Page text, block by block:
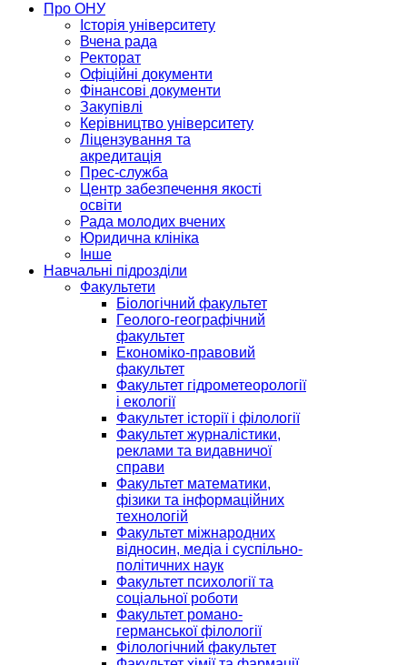
Про ОНУ
Історія університету
Вчена рада
Ректорат
Офіційні документи
Фінансові документи
Закупівлі
Керівництво університету
Ліцензування та
акредитація
Прес-служба
Центр забезпечення якості
освіти
Рада молодих вчених
Юридична клініка
Інше
Навчальні підрозділи
Факультети
Біологічний факультет
Геолого-географічний
факультет
Економіко-правовий
факультет
Факультет гідрометеорології
і екології
Факультет історії і філології
Факультет журналістики,
реклами та видавничої
справи
Факультет математики,
фізики та інформаційних
технологій
Факультет міжнародних
відносин, медіа і суспільно-
політичних наук
Факультет психології та
соціальної роботи
Факультет романо-
германської філології
Філологічний факультет